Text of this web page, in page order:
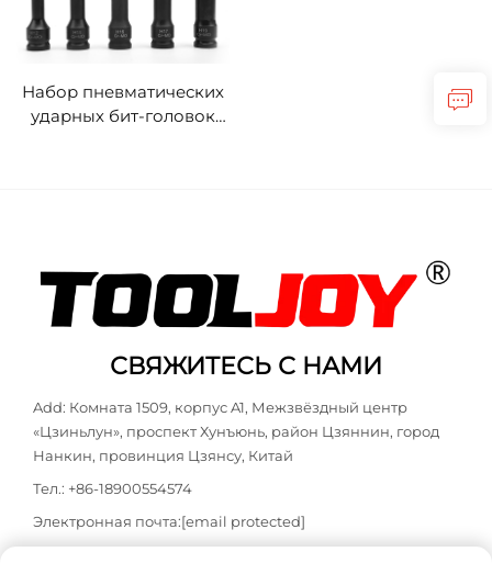
Набор пневматических
ударных бит-головок
обслуживания
механизмов
СВЯЖИТЕСЬ С НАМИ
Add: Комната 1509, корпус A1, Межзвёздный центр
«Цзиньлун», проспект Хунъюнь, район Цзяннин, город
Нанкин, провинция Цзянсу, Китай
Тел.: +86-18900554574
Электронная почта:[email protected]